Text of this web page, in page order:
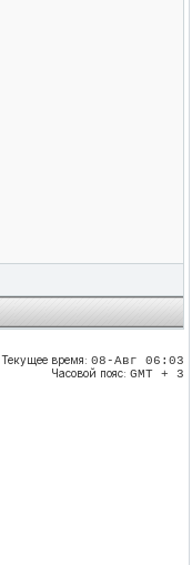
Текущее время: 08-Авг 06:03
Часовой пояс: GMT + 3